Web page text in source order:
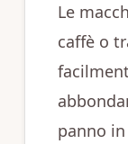
Le
caffè o
panno